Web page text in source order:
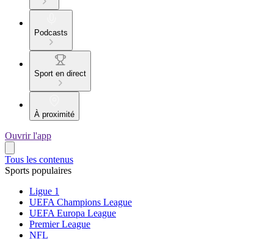
Podcasts
Sport en direct
À proximité
Ouvrir l'app
Tous les contenus
Sports populaires
Ligue 1
UEFA Champions League
UEFA Europa League
Premier League
NFL